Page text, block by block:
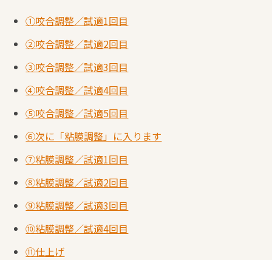
①咬合調整／試適1回目
②咬合調整／試適2回目
③咬合調整／試適3回目
④咬合調整／試適4回目
⑤咬合調整／試適5回目
⑥次に「粘膜調整」に入ります
⑦粘膜調整／試適1回目
⑧粘膜調整／試適2回目
⑨粘膜調整／試適3回目
⑩粘膜調整／試適4回目
⑪仕上げ